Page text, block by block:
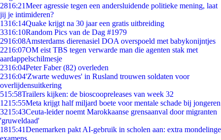
2816:21Meer agressie tegen een andersluidende politieke mening, laat
jij je intimideren?
1316:14Quake krijgt na 30 jaar een gratis uitbreiding
3316:10Random Pics van de Dag #1979
2916:08Amsterdams dierenasiel DOA overspoeld met babykonijntjes
2216:07OM eist TBS tegen verwarde man die agenten stak met
aardappelschilmesje
2316:04Peter Faber (82) overleden
2316:04'Zwarte weduwes' in Rusland trouwen soldaten voor
overlijdensuitkering
515:58Trailers kijken: de bioscoopreleases van week 32
1215:55Meta krijgt half miljard boete voor mentale schade bij jongeren
3215:43Ceuta-leider noemt Marokkaanse grensaanval door migranten
'gruweldaad'
1815:41Denemarken pakt AI-gebruik in scholen aan: extra mondelinge
examens